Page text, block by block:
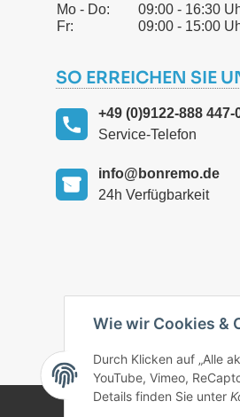
Mo - Do:
09:00 - 16:30
Fr:
09:00 - 15:00
SO ERREICHEN SIE
+49 (0)9122-888 447-
Service-Telefon
info@bonremo.de
24h Verfügbarkeit
Wie wir Cookies &
Durch Klicken auf „Alle
YouTube, Vimeo,
Details finden Sie unter